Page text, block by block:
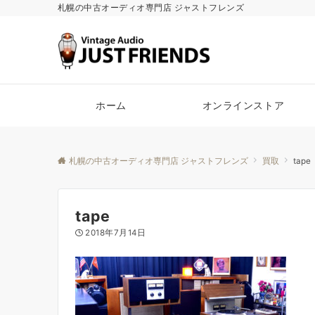
札幌の中古オーディオ専門店 ジャストフレンズ
ホーム オンラインストア
札幌の中古オーディオ専門店 ジャストフレンズ 買取 tape
tape
2018年7月14日